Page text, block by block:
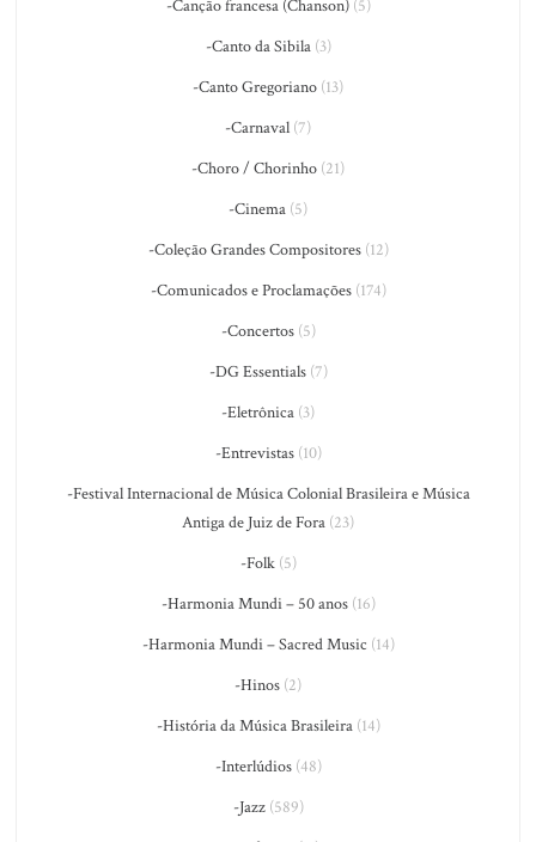
-Canção francesa (Chanson)(5)
-Canto da Sibila(3)
-Canto Gregoriano (13)
-Carnaval (7)
-Choro / Chorinho (21)
-Cinema (5)
-Coleção Grandes Compositores(12)
-Comunicados e Proclamações(174)
-Concertos(5)
-DG Essentials(7)
-Eletrônica (3)
-Entrevistas(10)
-Festival Internacional de Música Colonial Brasileira e Música
Antiga de Juiz de Fora (23)
-Folk(5)
-Harmonia Mundi – 50 anos(16)
-Harmonia Mundi – Sacred Music (14)
-Hinos (2)
-História da Música Brasileira(14)
-Interlúdios(48)
-Jazz(589)